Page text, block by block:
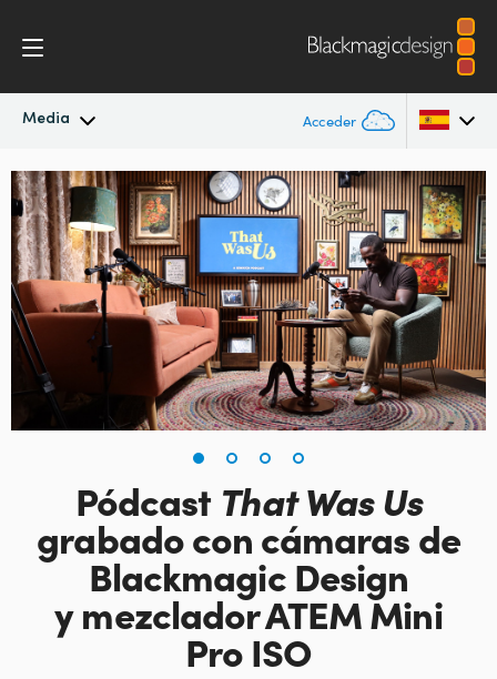
Media Acceder
Novedades
Archivo
Imágenes
Argentina
Australia
Austria
Brazil
Canada
China
Finland
France
Germany
Hong Kong SAR, China
Pódcast That Was Us
grabadocon cámaras de
Blackmagic Design
y mezclador ATEM Mini
Pro ISO